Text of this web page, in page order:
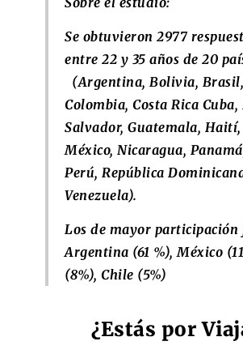
Se obtuvieron 2977
entre 22 y 35 años de 20
(Argentina, Bolivia,
Colombia, Costa Rica Cuba,
Salvador, Guatemala,
México, Nicaragua,
Perú, República
Venezuela).
Los de mayor participación
Argentina (61 %), México
(8%), Chile (5%)
¿Estás por